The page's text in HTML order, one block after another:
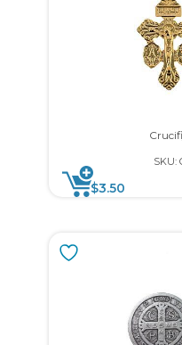
SKU:
$3.50